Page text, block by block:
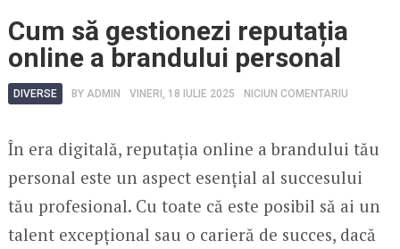
Cum să gestionezi reputația
online a brandului personal
DIVERSE BY ADMIN VINERI, 18 IULIE 2025 NICIUN COMENTARIU
În era digitală, reputația online a brandului tău
personal este un aspect esențial al succesului
tău profesional. Cu toate că este posibil să ai un
talent excepțional sau o carieră de succes, dacă